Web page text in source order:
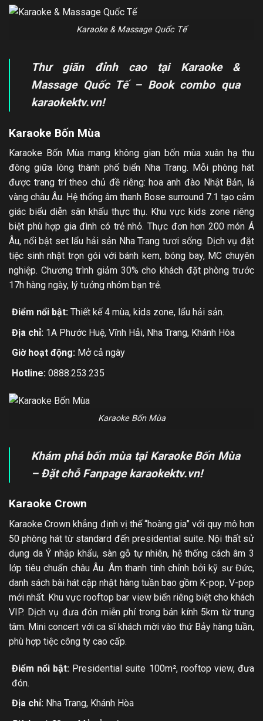
Karaoke & Massage Quốc Tế
Thư giãn đỉnh cao tại Karaoke &
Massage Quốc Tế – Book combo qua
karaokektv.vn!
Karaoke Bốn Mùa
Karaoke Bốn Mùa mang không gian bốn mùa xuân hạ thu
đông giữa lòng thành phố biển Nha Trang. Mỗi phòng hát
được trang trí theo chủ đề riêng: hoa anh đào Nhật Bản, lá
vàng châu Âu. Hệ thống âm thanh Bose surround 7.1 tạo cảm
giác biểu diễn sân khấu thực thụ. Khu vực kids zone riêng
biệt phù hợp gia đình có trẻ nhỏ. Thực đơn hơn 200 món Á
Âu, nổi bật set lẩu hải sản Nha Trang tươi sống. Dịch vụ đặt
tiệc sinh nhật trọn gói với bánh kem, bóng bay, MC chuyên
nghiệp. Chương trình giảm 30% cho khách đặt phòng trước
17h hàng ngày, lý tưởng nhóm bạn trẻ.
Điểm nổi bật:Thiết kế 4 mùa, kids zone, lẩu hải sản.
Địa chỉ: 1A Phước Huệ, Vĩnh Hải, Nha Trang, Khánh Hòa
Giờ hoạt động:Mở cả ngày
Hotline:0888.253.235
Karaoke Bốn Mùa
Khám phá bốn mùa tại Karaoke Bốn Mùa
– Đặt chỗ Fanpage karaokektv.vn!
Karaoke Crown
Karaoke Crown khẳng định vị thế “hoàng gia” với quy mô hơn
50 phòng hát từ standard đến presidential suite. Nội thất sử
dụng da Ý nhập khẩu, sàn gỗ tự nhiên, hệ thống cách âm 3
lớp tiêu chuẩn châu Âu. Âm thanh tinh chỉnh bởi kỹ sư Đức,
danh sách bài hát cập nhật hàng tuần bao gồm K-pop, V-pop
mới nhất. Khu vực rooftop bar view biển riêng biệt cho khách
VIP. Dịch vụ đưa đón miễn phí trong bán kính 5km từ trung
tâm. Mini concert với ca sĩ khách mời vào thứ Bảy hàng tuần,
phù hợp tiệc công ty cao cấp.
Điểm nổi bật: Presidential suite 100m², rooftop view, đưa
đón.
Địa chỉ:Nha Trang, Khánh Hòa